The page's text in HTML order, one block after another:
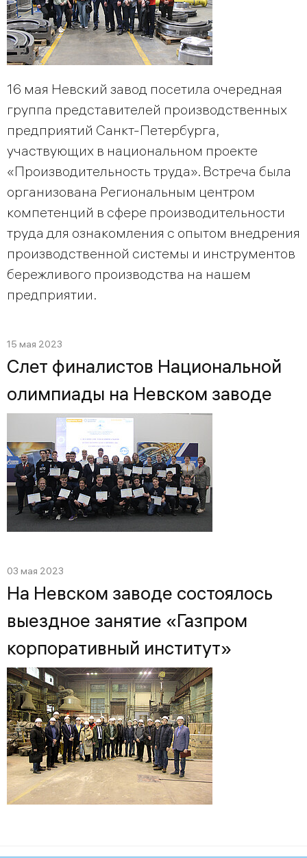
16 мая Невский завод посетила очередная
группа представителей производственных
предприятий Санкт-Петербурга,
участвующих в национальном проекте
«Производительность труда». Встреча была
организована Региональным центром
компетенций в сфере производительности
труда для ознакомления с опытом внедрения
производственной системы и инструментов
бережливого производства на нашем
предприятии.
15 мая 2023
Cлет финалистов Национальной
олимпиады на Невском заводе
03 мая 2023
На Невском заводе состоялось
выездное занятие «Газпром
корпоративный институт»